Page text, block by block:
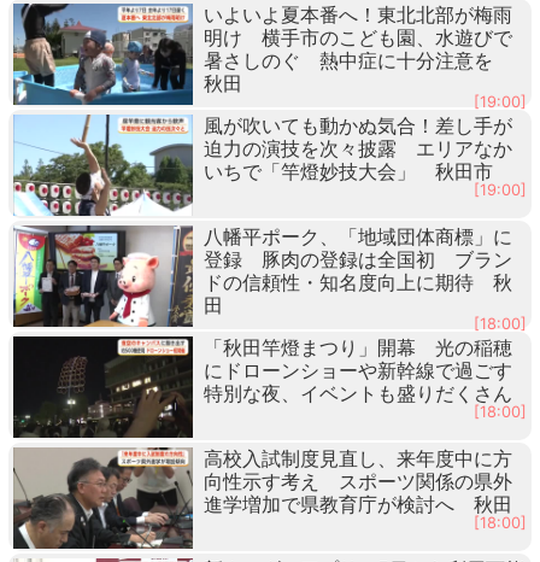
いよいよ夏本番へ！東北北部が梅雨
明け 横手市のこども園、水遊びで
暑さしのぐ 熱中症に十分注意を
秋田
[19:00]
風が吹いても動かぬ気合！差し手が
迫力の演技を次々披露 エリアなか
いちで「竿燈妙技大会」 秋田市
[19:00]
八幡平ポーク、「地域団体商標」に
登録 豚肉の登録は全国初 ブラン
ドの信頼性・知名度向上に期待 秋
田
[18:00]
「秋田竿燈まつり」開幕 光の稲穂
にドローンショーや新幹線で過ごす
特別な夜、イベントも盛りだくさん
[18:00]
高校入試制度見直し、来年度中に方
向性示す考え スポーツ関係の県外
進学増加で県教育庁が検討へ 秋田
[18:00]